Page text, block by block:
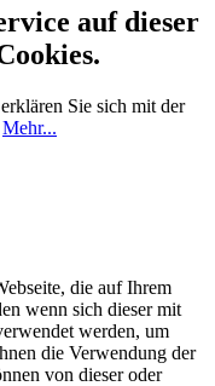
auf dieser
Sie sich mit der
Mehr...
die auf Ihrem
wenn sich dieser mit
werden, um
die Verwendung der
von dieser oder